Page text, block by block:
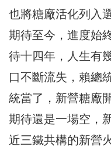
也將糖廠活化列入
期待至今，進度始
待十四年，人生有
口不斷流失，賴總
統當了，新營糖廠
期待還是一場空，
近三鐵共構的新營